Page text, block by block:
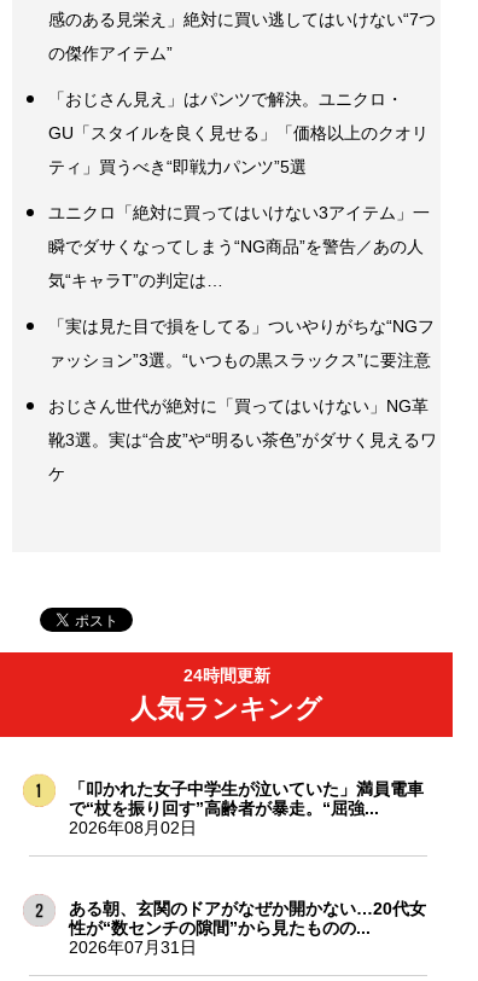
感のある見栄え」絶対に買い逃してはいけない“7つ
の傑作アイテム”
「おじさん見え」はパンツで解決。ユニクロ・
GU「スタイルを良く見せる」「価格以上のクオリ
ティ」買うべき“即戦力パンツ”5選
ユニクロ「絶対に買ってはいけない3アイテム」一
瞬でダサくなってしまう“NG商品”を警告／あの人
気“キャラT”の判定は…
「実は見た目で損をしてる」ついやりがちな“NGフ
ァッション”3選。“いつもの黒スラックス”に要注意
おじさん世代が絶対に「買ってはいけない」NG革
靴3選。実は“合皮”や“明るい茶色”がダサく見えるワ
ケ
24時間更新
人気ランキング
「叩かれた女子中学生が泣いていた」満員電車
で“杖を振り回す”高齢者が暴走。“屈強...
2026年08月02日
ある朝、玄関のドアがなぜか開かない…20代女
性が“数センチの隙間”から見たものの...
2026年07月31日